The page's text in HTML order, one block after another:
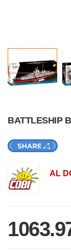
BATTLESHIP
AL